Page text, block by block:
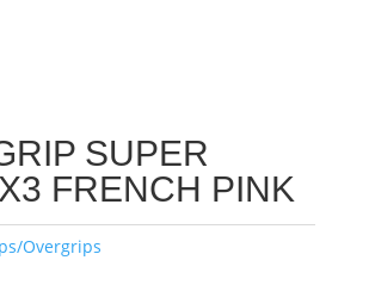
SUPER
FRENCH PINK
Overgrips